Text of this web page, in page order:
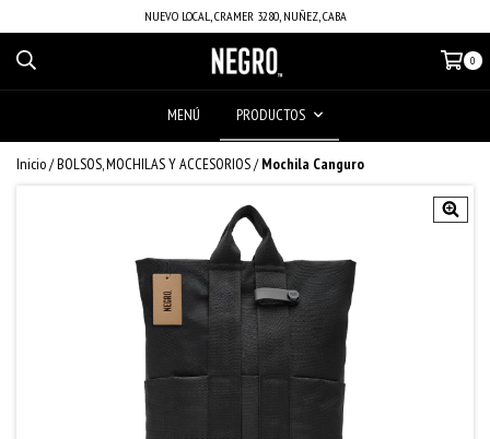
NUEVO LOCAL, CRAMER 3280, NUÑEZ, CABA
0
MENÚ PRODUCTOS
Inicio/BOLSOS, MOCHILAS Y ACCESORIOS/ Mochila Canguro